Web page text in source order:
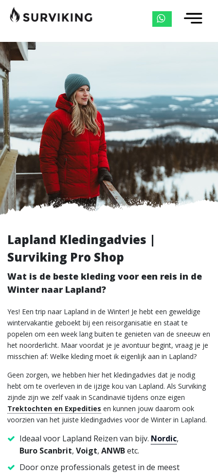
Lapland Kledingadvies |
Surviking Pro Shop
Wat is de beste kleding voor een reis in de
Winter naar Lapland?
Yes! Een trip naar Lapland in de Winter! Je hebt een geweldige
wintervakantie geboekt bij een reisorganisatie en staat te
popelen om een week lang buiten te genieten van de sneeuw en
het noorderlicht. Maar voordat je je avontuur begint, vraag je je
misschien af: Welke kleding moet ik eigenlijk aan in Lapland?
Geen zorgen, we hebben hier het kledingadvies dat je nodig
hebt om te overleven in de ijzige kou van Lapland. Als Surviking
zijnde zijn we zelf vaak in Scandinavië tijdens onze eigen
Trektochten en Expedities en kunnen jouw daarom ook
voorzien van het juiste kledingadvies voor de Winter in Lapland.
Ideaal voor Lapland Reizen van bijv. Nordic,
Buro Scanbrit, Voigt, ANWBetc.
Door onze professionals getest in de meest